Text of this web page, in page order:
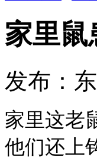
家里鼠
发布：
家里这老
他们还上